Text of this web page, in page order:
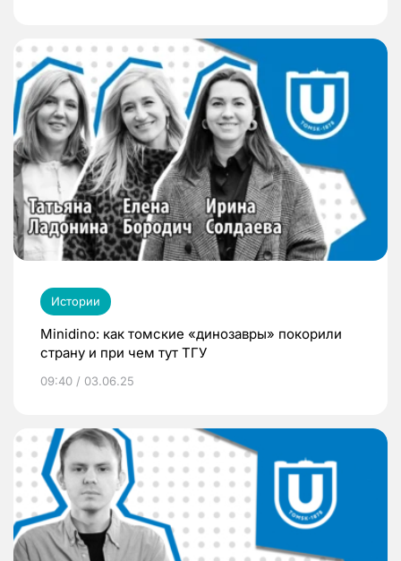
Истории
Minidino: как томские «динозавры» покорили
страну и при чем тут ТГУ
09:40 / 03.06.25